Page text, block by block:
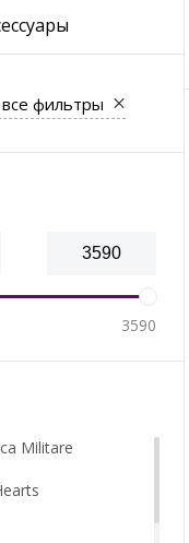
фильтры
3590
Militare